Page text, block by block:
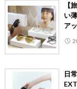
【
い
ア
日